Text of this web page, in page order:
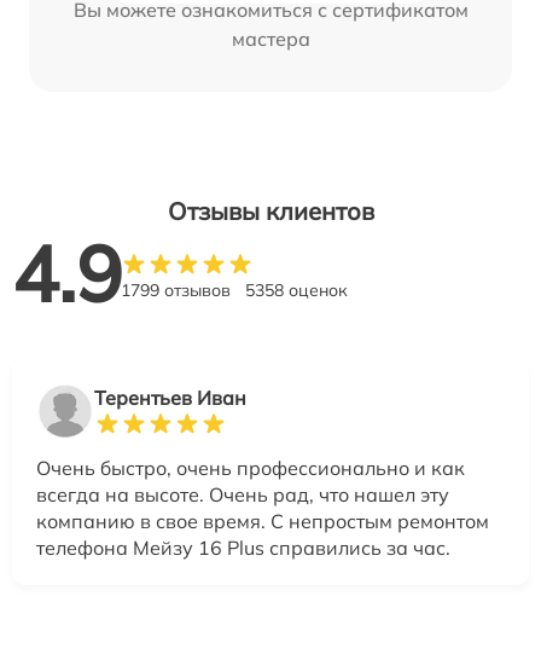
Вы можете ознакомиться с сертификатом
мастера
Отзывы клиентов
4.91799 отзывов 5358 оценок
Терентьев Иван
Очень быстро, очень профессионально и как
всегда на высоте. Очень рад, что нашел эту
компанию в свое время. С непростым ремонтом
телефона Мейзу 16 Plus справились за час.